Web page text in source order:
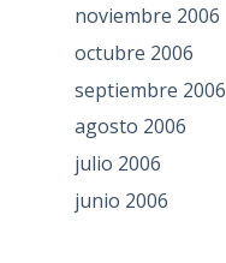
noviembre 2006
octubre 2006
septiembre 2006
agosto 2006
julio 2006
junio 2006